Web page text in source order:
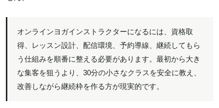
オンラインヨガインストラクターになるには、資格取
得、レッスン設計、配信環境、予約導線、継続してもら
う仕組みを順番に整える必要があります。最初から大き
な集客を狙うより、30分の小さなクラスを安全に教え、
改善しながら継続枠を作る方が現実的です。